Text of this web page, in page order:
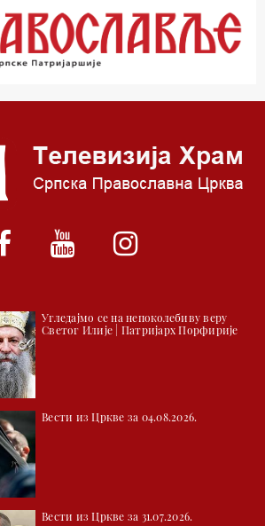
и трибине
емитујемо на сваки пун сат
Угледајмо се на непоколебиву веру
Светог Илије | Патријарх Порфирије
Вести из Цркве за 04.08.2026.
Вести из Цркве за 31.07.2026.